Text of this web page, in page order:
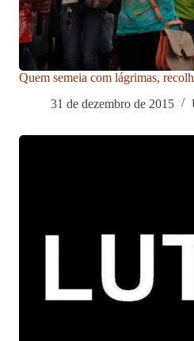
Quem semeia com lágrimas,
31 de dezembro de 2015